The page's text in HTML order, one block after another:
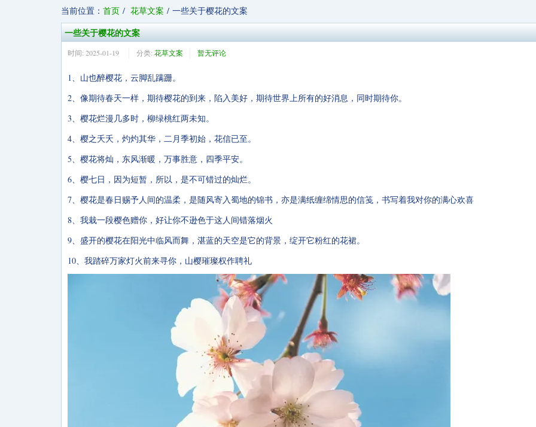
当前位置： 首页 花草文案 一些关于樱花的文案
一些关于樱花的文案
时间: 2025-01-19 分类: 花草文案 暂无评论
1、山也醉樱花，云脚乱蹒跚。
2、像期待春天一样，期待樱花的到来，陷入美好，期待世界上所有的好消息，同时期待你。
3、樱花烂漫几多时，柳绿桃红两未知。
4、樱之夭夭，灼灼其华，二月季初始，花信已至。
5、樱花将灿，东风渐暖，万事胜意，四季平安。
6、樱七日，因为短暂，所以，是不可错过的灿烂。
7、樱花是春日赐予人间的温柔，是随风寄入蜀地的锦书，亦是满纸缠绵情思的信笺，书写着我对你的满心欢喜
8、我栽一段樱色赠你，好让你不逊色于这人间错落烟火
9、盛开的樱花在阳光中临风而舞，湛蓝的天空是它的背景，绽开它粉红的花裙。
10、我踏碎万家灯火前来寻你，山樱璀璨权作聘礼